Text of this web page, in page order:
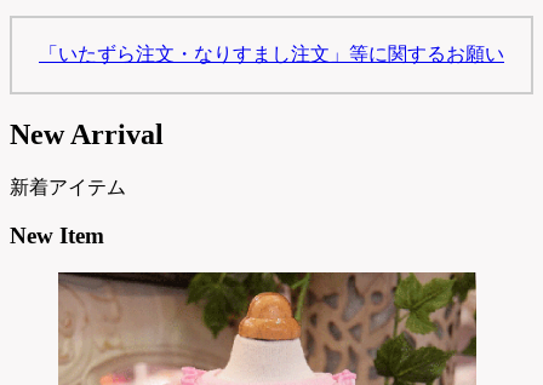
「いたずら注文・なりすまし注文」等に関するお願い
New Arrival
新着アイテム
New Item